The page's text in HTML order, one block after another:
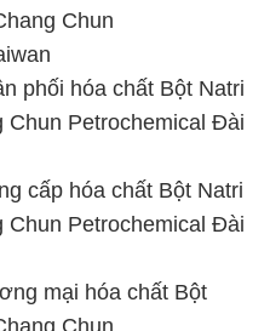
Chun
phối hóa chất Bột Natri
Chun Petrochemical Đài
cấp hóa chất Bột Natri
Chun Petrochemical Đài
mại hóa chất Bột
Chun